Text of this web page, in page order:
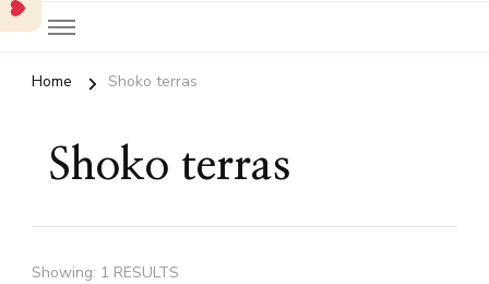
Home Shoko terras
Shoko terras
Showing: 1 RESULTS